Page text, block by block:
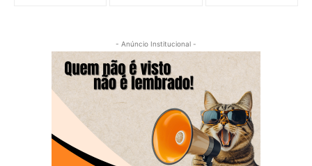
- Anúncio Institucional -